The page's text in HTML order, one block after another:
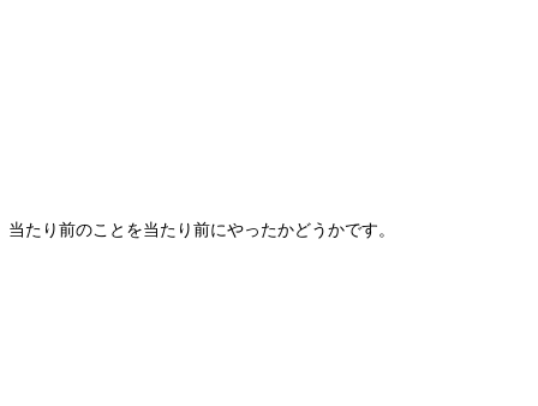
当たり前のことを当たり前にやったかどうかです。